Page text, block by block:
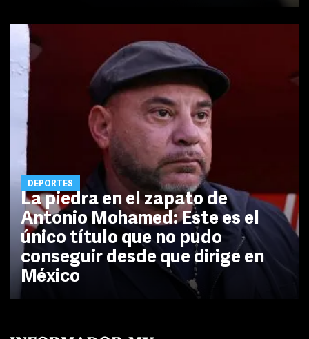
DEPORTES
La piedra en el zapato de
Antonio Mohamed: Este es el
único título que no pudo
conseguir desde que dirige en
México